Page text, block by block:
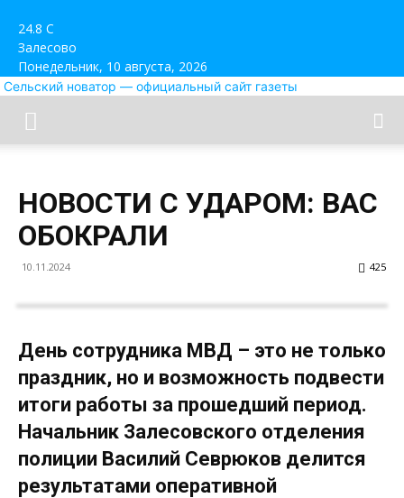
24.8 C
Залесово
Понедельник, 10 августа, 2026
Сельский новатор — официальный сайт газеты
НОВОСТИ С УДАРОМ: ВАС
ОБОКРАЛИ
10.11.2024 425
День сотрудника МВД – это не только
праздник, но и возможность подвести
итоги работы за прошедший период.
Начальник Залесовского отделения
полиции Василий Севрюков делится
результатами оперативной